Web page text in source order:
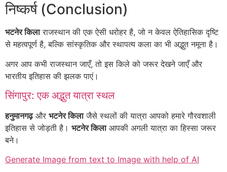
निष्कर्ष (Conclusion)
भटनेर किलाराजस्थान की एक ऐसी धरोहर है, जो न केवल ऐतिहासिक दृष्टि
से महत्वपूर्ण है, बल्कि सांस्कृतिक और स्थापत्य कला का भी अद्भुत नमूना है।
अगर आप कभी राजस्थान जाएँ, तो इस किले को जरूर देखने जाएँ और
भारतीय इतिहास की झलक पाएं।
सिंगापुर: एक अद्भुत यात्रा स्थल
हनुमानगढ़और भटनेर किलाजैसे स्थलों की यात्रा आपको हमारे गौरवशाली
इतिहास से जोड़ती है। भटनेर किलाआपकी अगली यात्रा का हिस्सा जरूर
बने।
Generate Image from text to Image with help of AI